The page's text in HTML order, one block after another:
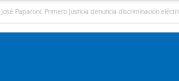
Justicia denuncia discriminación eléctrica en el